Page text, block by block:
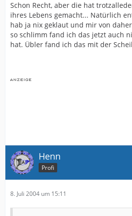
Schon Recht, aber die hat
ihres Lebens gemacht... Natürlich
hab ja nix geklaut und mir von
so schlimm fand ich das jetzt auch
hat. Übler fand ich das mit der
Henn
Profi
8. Juli 2004 um 15:11